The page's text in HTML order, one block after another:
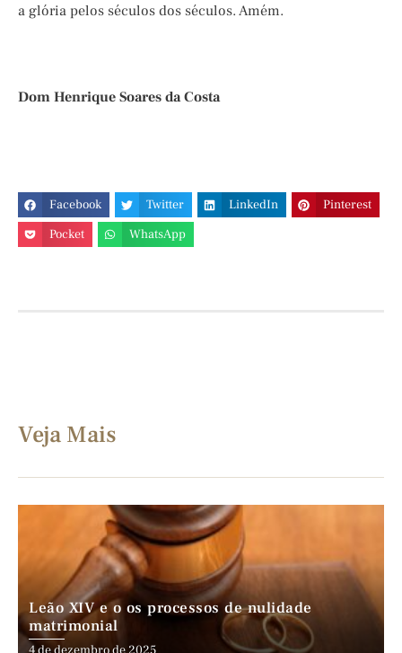
a glória pelos séculos dos séculos. Amém.
Dom Henrique Soares da Costa
Facebook Twitter LinkedIn
Pinterest
Pocket
WhatsApp
Veja Mais
Leão XIV e o os processos de nulidade
matrimonial